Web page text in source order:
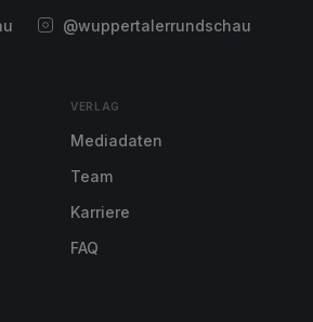
@wuppertalerrundschau
VERLAG
Mediadaten
Team
Karriere
FAQ